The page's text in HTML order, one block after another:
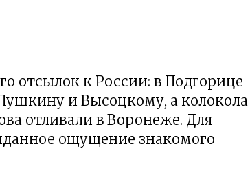
отсылок к России: в Подгорице
и Высоцкому, а колокола
отливали в Воронеже. Для
ощущение знакомого